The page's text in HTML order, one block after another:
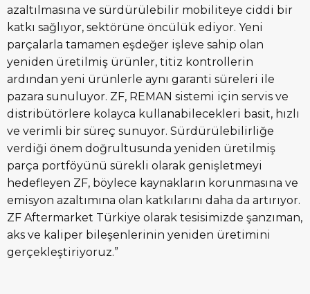
azaltılmasına ve sürdürülebilir mobiliteye ciddi bir
katkı sağlıyor, sektörüne öncülük ediyor. Yeni
parçalarla tamamen eşdeğer işleve sahip olan
yeniden üretilmiş ürünler, titiz kontrollerin
ardından yeni ürünlerle aynı garanti süreleri ile
pazara sunuluyor. ZF, REMAN sistemi için servis ve
distribütörlere kolayca kullanabilecekleri basit, hızlı
ve verimli bir süreç sunuyor. Sürdürülebilirliğe
verdiği önem doğrultusunda yeniden üretilmiş
parça portföyünü sürekli olarak genişletmeyi
hedefleyen ZF, böylece kaynakların korunmasına ve
emisyon azaltımına olan katkılarını daha da artırıyor.
ZF Aftermarket Türkiye olarak tesisimizde şanzıman,
aks ve kaliper bileşenlerinin yeniden üretimini
gerçekleştiriyoruz.”